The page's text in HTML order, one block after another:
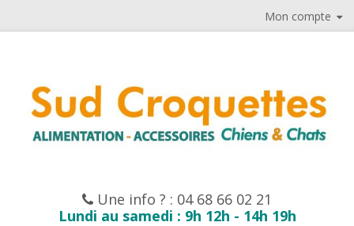
Mon compte
Une info ? : 04 68 66 02 21
Lundi au samedi : 9h 12h - 14h 19h